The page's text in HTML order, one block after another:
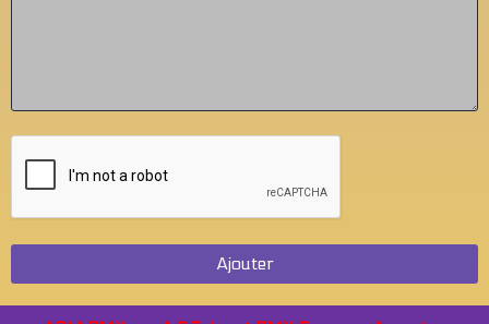
Ajouter